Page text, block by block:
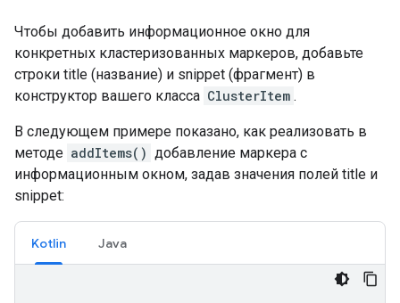
Чтобы добавить информационное окно для
конкретных кластеризованных маркеров, добавьте
строки title (название) и snippet (фрагмент) в
конструктор вашего класса ClusterItem .
В следующем примере показано, как реализовать в
методе addItems() добавление маркера с
информационным окном, задав значения полей title и
snippet:
Kotlin Java